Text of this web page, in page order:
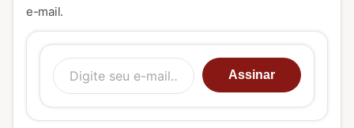
e-mail.
Digite seu e-mail…
Assinar